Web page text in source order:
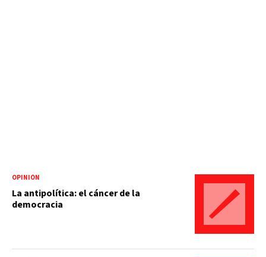
OPINIÓN
La antipolítica: el cáncer de la
democracia